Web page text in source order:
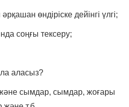
өндіріске дейінгі үлгі;
соңғы тексеру;
аласыз?
сымдар, сымдар, жоғары